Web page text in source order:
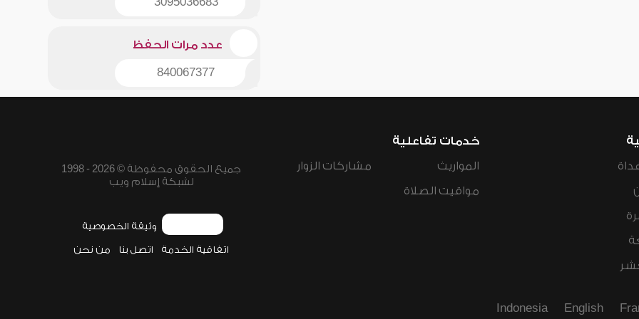
عدد مرات الحفظ
840067377
خدمات تفاعلية
المواريث
مواقيت الصلاة
مشاركات الزوار
جميع الحقوق محفوظة © 2026 - 1998
لشبكة إسلام ويب
وثيقة الخصوصية
اتفاقية الخدمة اتصل بنا من نحن
English
Indonesia